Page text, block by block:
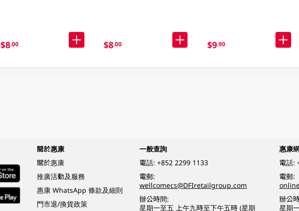
$8.00 $8.00 $9.90
關於惠康
關於惠康
推廣活動及服務
惠康 WhatsApp 條款及細則
門市退/換貨政策
一般查詢
電話: +852 2299 1133
電郵:
wellcomecs@DFIretailgroup.com
辦公時間:
星期一至五 上午九時至下午五時 (星期
惠康
電話:
電郵:
辦公
星期